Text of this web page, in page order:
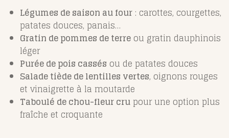
Légumes de saison au four : carottes, courgettes,
patates douces, panais…
Gratin de pommes de terre ou gratin dauphinois
léger
Purée de pois cassés ou de patates douces
Salade tiède de lentilles vertes, oignons rouges
et vinaigrette à la moutarde
Taboulé de chou-fleur cru pour une option plus
fraîche et croquante